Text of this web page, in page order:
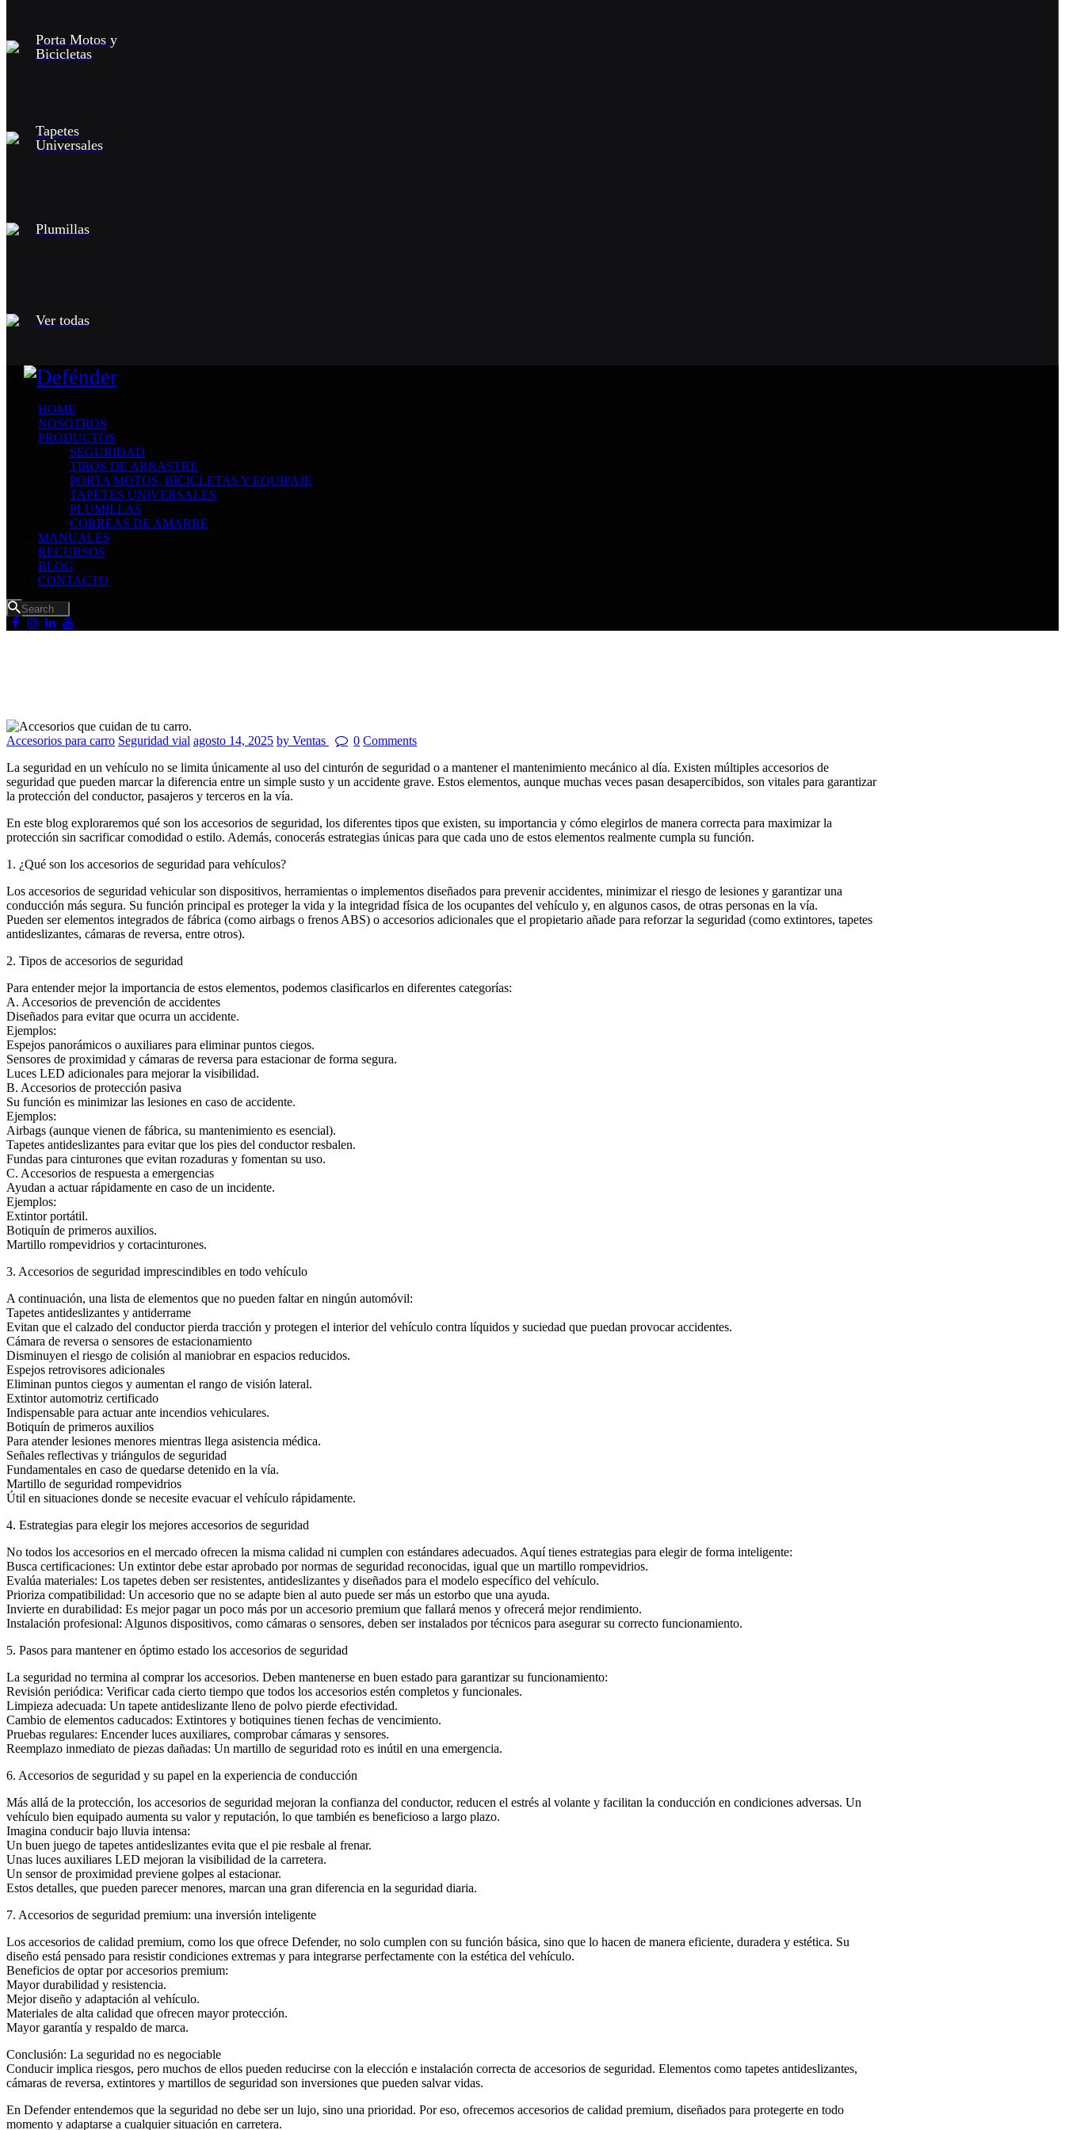
Porta Motos y
Bicicletas
Tapetes
Universales
Plumillas
Ver todas
HOME
NOSOTROS
PRODUCTOS
SEGURIDAD
TIROS DE ARRASTRE
PORTA MOTOS, BICICLETAS Y EQUIPAJE
TAPETES UNIVERSALES
PLUMILLAS
CORREAS DE AMARRE
MANUALES
RECURSOS
BLOG
CONTACTO
Accesorios para carro Seguridad vial agosto 14, 2025 by Ventas 0 Comments
La seguridad en un vehículo no se limita únicamente al uso del cinturón de seguridad o a mantener el mantenimiento mecánico al día. Existen múltiples accesorios de
seguridad que pueden marcar la diferencia entre un simple susto y un accidente grave. Estos elementos, aunque muchas veces pasan desapercibidos, son vitales para garantizar
la protección del conductor, pasajeros y terceros en la vía.
En este blog exploraremos qué son los accesorios de seguridad, los diferentes tipos que existen, su importancia y cómo elegirlos de manera correcta para maximizar la
protección sin sacrificar comodidad o estilo. Además, conocerás estrategias únicas para que cada uno de estos elementos realmente cumpla su función.
1. ¿Qué son los accesorios de seguridad para vehículos?
Los accesorios de seguridad vehicular son dispositivos, herramientas o implementos diseñados para prevenir accidentes, minimizar el riesgo de lesiones y garantizar una
conducción más segura. Su función principal es proteger la vida y la integridad física de los ocupantes del vehículo y, en algunos casos, de otras personas en la vía.
Pueden ser elementos integrados de fábrica (como airbags o frenos ABS) o accesorios adicionales que el propietario añade para reforzar la seguridad (como extintores, tapetes
antideslizantes, cámaras de reversa, entre otros).
2. Tipos de accesorios de seguridad
Para entender mejor la importancia de estos elementos, podemos clasificarlos en diferentes categorías:
A. Accesorios de prevención de accidentes
Diseñados para evitar que ocurra un accidente.
Ejemplos:
Espejos panorámicos o auxiliares para eliminar puntos ciegos.
Sensores de proximidad y cámaras de reversa para estacionar de forma segura.
Luces LED adicionales para mejorar la visibilidad.
B. Accesorios de protección pasiva
Su función es minimizar las lesiones en caso de accidente.
Ejemplos:
Airbags (aunque vienen de fábrica, su mantenimiento es esencial).
Tapetes antideslizantes para evitar que los pies del conductor resbalen.
Fundas para cinturones que evitan rozaduras y fomentan su uso.
C. Accesorios de respuesta a emergencias
Ayudan a actuar rápidamente en caso de un incidente.
Ejemplos:
Extintor portátil.
Botiquín de primeros auxilios.
Martillo rompevidrios y cortacinturones.
3. Accesorios de seguridad imprescindibles en todo vehículo
A continuación, una lista de elementos que no pueden faltar en ningún automóvil:
Tapetes antideslizantes y antiderrame
Evitan que el calzado del conductor pierda tracción y protegen el interior del vehículo contra líquidos y suciedad que puedan provocar accidentes.
Cámara de reversa o sensores de estacionamiento
Disminuyen el riesgo de colisión al maniobrar en espacios reducidos.
Espejos retrovisores adicionales
Eliminan puntos ciegos y aumentan el rango de visión lateral.
Extintor automotriz certificado
Indispensable para actuar ante incendios vehiculares.
Botiquín de primeros auxilios
Para atender lesiones menores mientras llega asistencia médica.
Señales reflectivas y triángulos de seguridad
Fundamentales en caso de quedarse detenido en la vía.
Martillo de seguridad rompevidrios
Útil en situaciones donde se necesite evacuar el vehículo rápidamente.
4. Estrategias para elegir los mejores accesorios de seguridad
No todos los accesorios en el mercado ofrecen la misma calidad ni cumplen con estándares adecuados. Aquí tienes estrategias para elegir de forma inteligente:
Busca certificaciones: Un extintor debe estar aprobado por normas de seguridad reconocidas, igual que un martillo rompevidrios.
Evalúa materiales: Los tapetes deben ser resistentes, antideslizantes y diseñados para el modelo específico del vehículo.
Prioriza compatibilidad: Un accesorio que no se adapte bien al auto puede ser más un estorbo que una ayuda.
Invierte en durabilidad: Es mejor pagar un poco más por un accesorio premium que fallará menos y ofrecerá mejor rendimiento.
Instalación profesional: Algunos dispositivos, como cámaras o sensores, deben ser instalados por técnicos para asegurar su correcto funcionamiento.
5. Pasos para mantener en óptimo estado los accesorios de seguridad
La seguridad no termina al comprar los accesorios. Deben mantenerse en buen estado para garantizar su funcionamiento:
Revisión periódica: Verificar cada cierto tiempo que todos los accesorios estén completos y funcionales.
Limpieza adecuada: Un tapete antideslizante lleno de polvo pierde efectividad.
Cambio de elementos caducados: Extintores y botiquines tienen fechas de vencimiento.
Pruebas regulares: Encender luces auxiliares, comprobar cámaras y sensores.
Reemplazo inmediato de piezas dañadas: Un martillo de seguridad roto es inútil en una emergencia.
6. Accesorios de seguridad y su papel en la experiencia de conducción
Más allá de la protección, los accesorios de seguridad mejoran la confianza del conductor, reducen el estrés al volante y facilitan la conducción en condiciones adversas. Un
vehículo bien equipado aumenta su valor y reputación, lo que también es beneficioso a largo plazo.
Imagina conducir bajo lluvia intensa:
Un buen juego de tapetes antideslizantes evita que el pie resbale al frenar.
Unas luces auxiliares LED mejoran la visibilidad de la carretera.
Un sensor de proximidad previene golpes al estacionar.
Estos detalles, que pueden parecer menores, marcan una gran diferencia en la seguridad diaria.
7. Accesorios de seguridad premium: una inversión inteligente
Los accesorios de calidad premium, como los que ofrece Defender, no solo cumplen con su función básica, sino que lo hacen de manera eficiente, duradera y estética. Su
diseño está pensado para resistir condiciones extremas y para integrarse perfectamente con la estética del vehículo.
Beneficios de optar por accesorios premium:
Mayor durabilidad y resistencia.
Mejor diseño y adaptación al vehículo.
Materiales de alta calidad que ofrecen mayor protección.
Mayor garantía y respaldo de marca.
Conclusión: La seguridad no es negociable
Conducir implica riesgos, pero muchos de ellos pueden reducirse con la elección e instalación correcta de accesorios de seguridad. Elementos como tapetes antideslizantes,
cámaras de reversa, extintores y martillos de seguridad son inversiones que pueden salvar vidas.
En Defender entendemos que la seguridad no debe ser un lujo, sino una prioridad. Por eso, ofrecemos accesorios de calidad premium, diseñados para protegerte en todo
momento y adaptarse a cualquier situación en carretera.